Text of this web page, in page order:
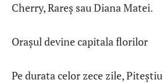
Cherry, Rareș sau Diana Matei.
Orașul devine capitala florilor
Pe durata celor zece zile,